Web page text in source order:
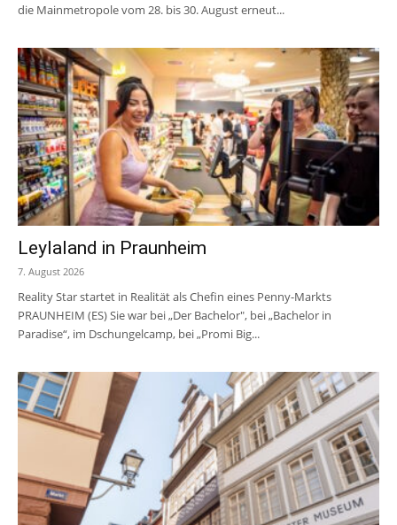
die Mainmetropole vom 28. bis 30. August erneut...
Leylaland in Praunheim
7. August 2026
Reality Star startet in Realität als Chefin eines Penny-Markts
PRAUNHEIM (ES) Sie war bei „Der Bachelor", bei „Bachelor in
Paradise“, im Dschungelcamp, bei „Promi Big...